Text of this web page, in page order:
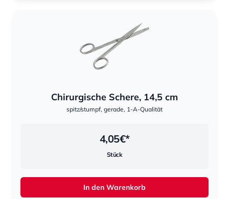
Chirurgische Schere, 14,5 cm
spitz/stumpf, gerade, 1-A-Qualität
4,05€*
Stück
In den Warenkorb